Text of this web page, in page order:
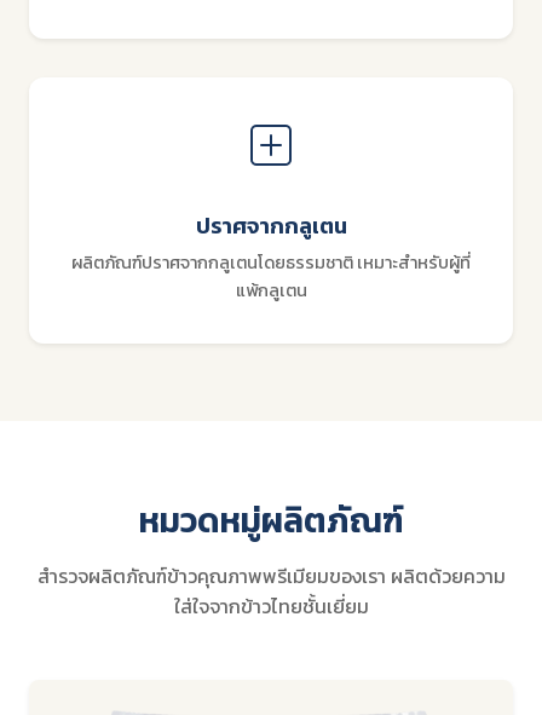
ปราศจากกลูเตน
ผลิตภัณฑ์ปราศจากกลูเตนโดยธรรมชาติ เหมาะสำหรับผู้ที่
แพ้กลูเตน
หมวดหมู่ผลิตภัณฑ์
สำรวจผลิตภัณฑ์ข้าวคุณภาพพรีเมียมของเรา ผลิตด้วยความ
ใส่ใจจากข้าวไทยชั้นเยี่ยม